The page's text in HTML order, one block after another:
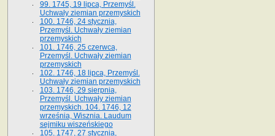
99. 1745, 19 lipca, Przemyśl.
Uchwały ziemian przemyskich
100. 1746, 24 stycznia,
Przemyśl. Uchwały ziemian
przemyskich
101. 1746, 25 czerwca,
Przemyśl. Uchwały ziemian
przemyskich
102. 1746, 18 lipca, Przemyśl.
Uchwały ziemian przemyskich
103. 1746, 29 sierpnia,
Przemyśl. Uchwały ziemian
przemyskich. 104. 1746, 12
września, Wisznia. Laudum
sejmiku wiszeńskiego
105. 1747, 27 stycznia,